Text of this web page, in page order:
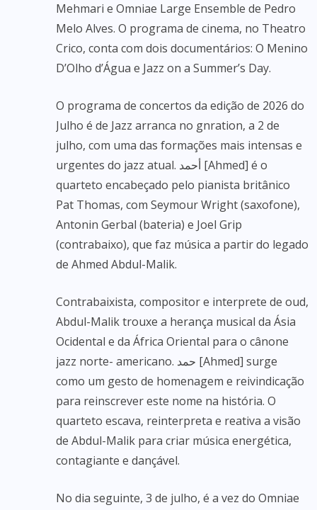
Mehmari e Omniae Large Ensemble de Pedro
Melo Alves. O programa de cinema, no Theatro
Crico, conta com dois documentários: O Menino
D’Olho d’Água e Jazz on a Summer’s Day.
O programa de concertos da edição de 2026 do
Julho é de Jazz arranca no gnration, a 2 de
julho, com uma das formações mais intensas e
urgentes do jazz atual. أحمد [Ahmed] é o
quarteto encabeçado pelo pianista britânico
Pat Thomas, com Seymour Wright (saxofone),
Antonin Gerbal (bateria) e Joel Grip
(contrabaixo), que faz música a partir do legado
de Ahmed Abdul-Malik.
Contrabaixista, compositor e interprete de oud,
Abdul-Malik trouxe a herança musical da Ásia
Ocidental e da África Oriental para o cânone
jazz norte- americano. حمد [Ahmed] surge
como um gesto de homenagem e reivindicação
para reinscrever este nome na história. O
quarteto escava, reinterpreta e reativa a visão
de Abdul-Malik para criar música energética,
contagiante e dançável.
No dia seguinte, 3 de julho, é a vez do Omniae